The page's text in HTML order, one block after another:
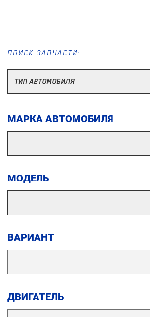
ПОИСК ЗАПЧАСТИ:
МАРКА АВТОМОБИЛЯ
МОДЕЛЬ
ВАРИАНТ
ДВИГАТЕЛЬ